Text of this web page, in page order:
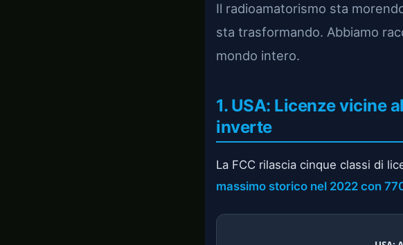
Il radioamatorismo sta
sta trasformando. Abbiamo
mondo intero.
1. USA: Licenze vicine
inverte
La FCC rilascia cinque classi di
massimo storico nel 2022 con